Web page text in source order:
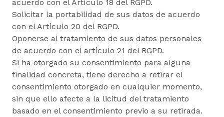
acuerdo con el Artículo 18 del RGPD.
Solicitar la portabilidad de sus datos de acuerdo
con el Artículo 20 del RGPD.
Oponerse al tratamiento de sus datos personales
de acuerdo con el artículo 21 del RGPD.
Si ha otorgado su consentimiento para alguna
finalidad concreta, tiene derecho a retirar el
consentimiento otorgado en cualquier momento,
sin que ello afecte a la licitud del tratamiento
basado en el consentimiento previo a su retirada.